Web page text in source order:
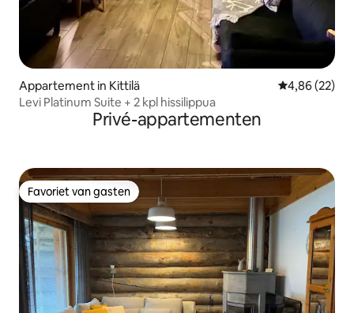
Appartement in Kittilä Gemiddelde
4,86 (22)
Levi Platinum Suite + 2 kpl hissilippua
Privé-appartementen
Favoriet van gasten
Favoriet van gasten